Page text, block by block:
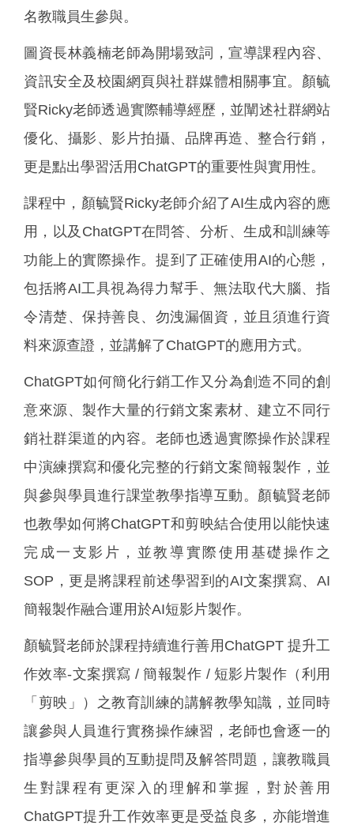
名教職員生參與。
圖資長林義楠老師為開場致詞，宣導課程內容、
資訊安全及校園網頁與社群媒體相關事宜。顏毓
賢Ricky老師透過實際輔導經歷，並闡述社群網站
優化、攝影、影片拍攝、品牌再造、整合行銷，
更是點出學習活用ChatGPT的重要性與實用性。
課程中，顏毓賢Ricky老師介紹了AI生成內容的應
用，以及ChatGPT在問答、分析、生成和訓練等
功能上的實際操作。提到了正確使用AI的心態，
包括將AI工具視為得力幫手、無法取代大腦、指
令清楚、保持善良、勿洩漏個資，並且須進行資
料來源查證，並講解了ChatGPT的應用方式。
ChatGPT如何簡化行銷工作又分為創造不同的創
意來源、製作大量的行銷文案素材、建立不同行
銷社群渠道的內容。老師也透過實際操作於課程
中演練撰寫和優化完整的行銷文案簡報製作，並
與參與學員進行課堂教學指導互動。顏毓賢老師
也教學如何將ChatGPT和剪映結合使用以能快速
完成一支影片，並教導實際使用基礎操作之
SOP，更是將課程前述學習到的AI文案撰寫、AI
簡報製作融合運用於AI短影片製作。
顏毓賢老師於課程持續進行善用ChatGPT 提升工
作效率-文案撰寫 / 簡報製作 / 短影片製作（利用
「剪映」）之教育訓練的講解教學知識，並同時
讓參與人員進行實務操作練習，老師也會逐一的
指導參與學員的互動提問及解答問題，讓教職員
生對課程有更深入的理解和掌握，對於善用
ChatGPT提升工作效率更是受益良多，亦能增進